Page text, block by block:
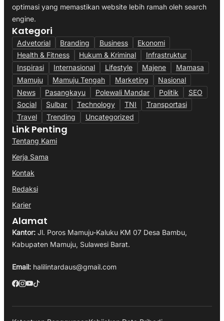
optimasi yang memastikan website lebih ramah oleh search
engine.
Kategori
Advetorial Branding Business
Ekonomi
Health & Fitness
Hukum & Kriminal
Infrastruktur
Inspirasi
Internasional Lifestyle Majene
Mamasa
Mamuju
Mamuju Tengah Marketing
Nasional
News
Pasangkayu Polewali Mandar Politik
SEO
Social
Sulbar Technology TNI
Transportasi
Travel
Trending Uncategorized
Link Penting
Tentang Kami
Kerja Sama
Kontak
Redaksi
Karier
Alamat
Kantor: Jl. Poros Mamuju-Kaluku KM 07 Desa Bambu,
Kabupaten Mamuju, Sulawesi Barat.
Email: halilintardaus@gmail.com